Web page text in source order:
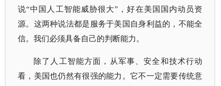
说“中国人工智能威胁很大”，好在美国国内动员资
源。这两种说法都是服务于美国自身利益的，不能全
信。我们必须具备自己的判断能力。
除了人工智能方面，从军事、安全和技术行动
看，美国也仍然有很强的能力。它不一定需要传统意